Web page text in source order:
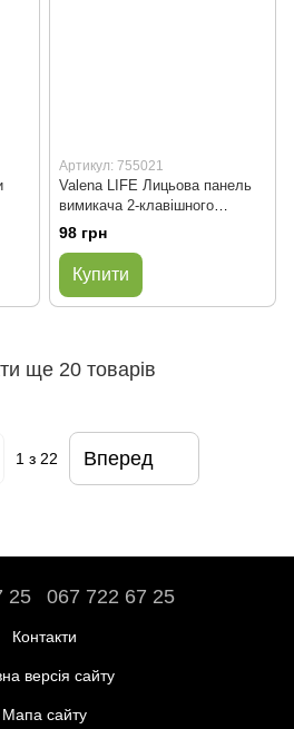
Артикул: 755021
Valena LIFE Лицьова панель
вимикача 2-клавішного
Слонова кістка
98 грн
Купити
ще 20 товарів
1з 22 Вперед
25 067 722 67 25
Контакти
версія сайту
Мапа сайту